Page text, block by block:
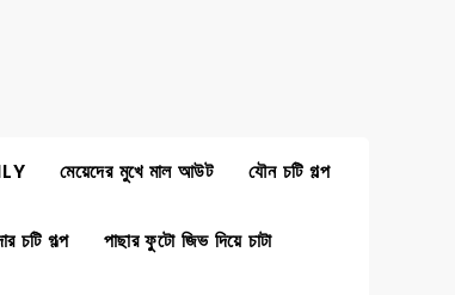
মেয়েদের মুখে মাল আউট যৌন চটি গল্প
চটি গল্প পাছার ফুটো জিভ দিয়ে চাটা